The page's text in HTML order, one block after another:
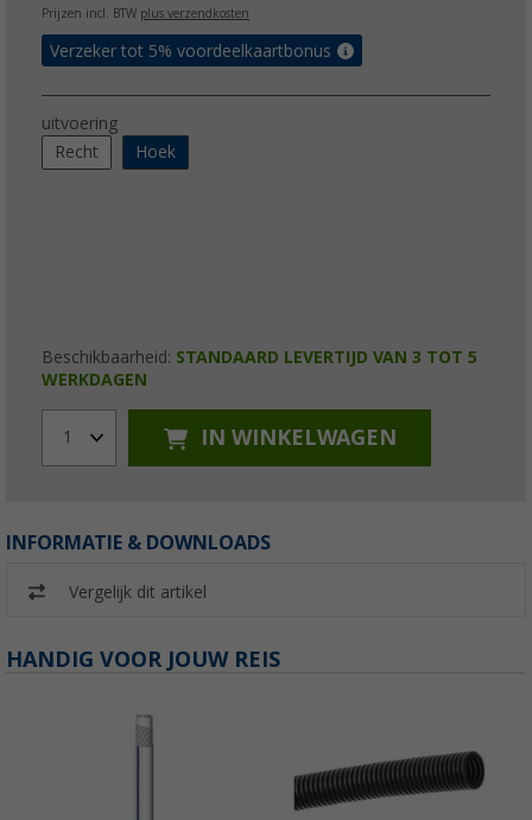
Prijzen incl. BTW plus verzendkosten
Verzeker tot 5% voordeelkaartbonus
uitvoering
Recht
Hoek
Beschikbaarheid: STANDAARD LEVERTIJD VAN 3 TOT 5
WERKDAGEN
1 IN WINKELWAGEN
INFORMATIE & DOWNLOADS
Vergelijk dit artikel
HANDIG VOOR JOUW REIS